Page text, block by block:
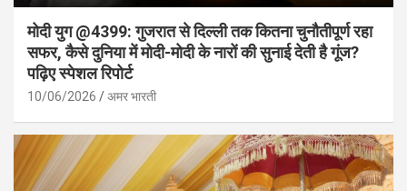
मोदी युग @4399: गुजरात से दिल्ली तक कितना चुनौतीपूर्ण रहा
सफर, कैसे दुनिया में मोदी-मोदी के नारों की सुनाई देती है गूंज?
पढ़िए स्पेशल रिपोर्ट
10/06/2026 अमर भारती